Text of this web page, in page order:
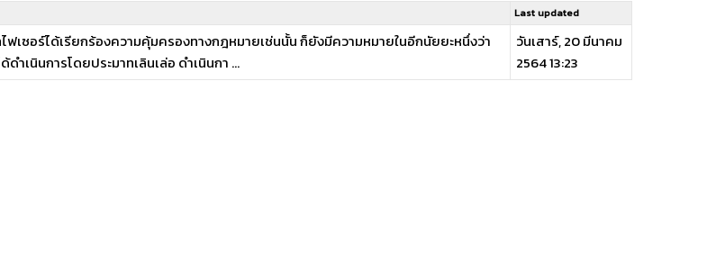
Last updated
ฟเซอร์ได้เรียกร้องความคุ้มครองทางกฎหมายเช่นนั้น ก็ยังมีความหมายในอีกนัยยะหนึ่งว่า
ำเนินการโดยประมาทเลินเล่อ ดำเนินกา ...
วันเสาร์, 20 มีนาคม
2564 13:23